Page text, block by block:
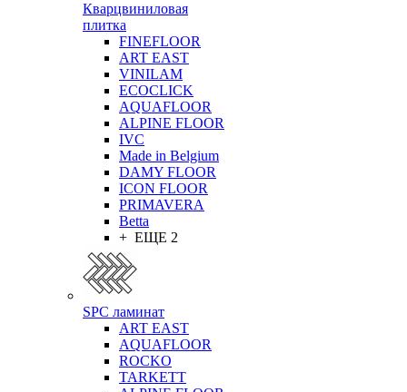
Кварцвиниловая
плитка
FINEFLOOR
ART EAST
VINILAM
ECOCLICK
AQUAFLOOR
ALPINE FLOOR
IVC
Made in Belgium
DAMY FLOOR
ICON FLOOR
PRIMAVERA
Betta
+ ЕЩЕ 2
SPC ламинат
ART EAST
AQUAFLOOR
ROCKO
TARKETT